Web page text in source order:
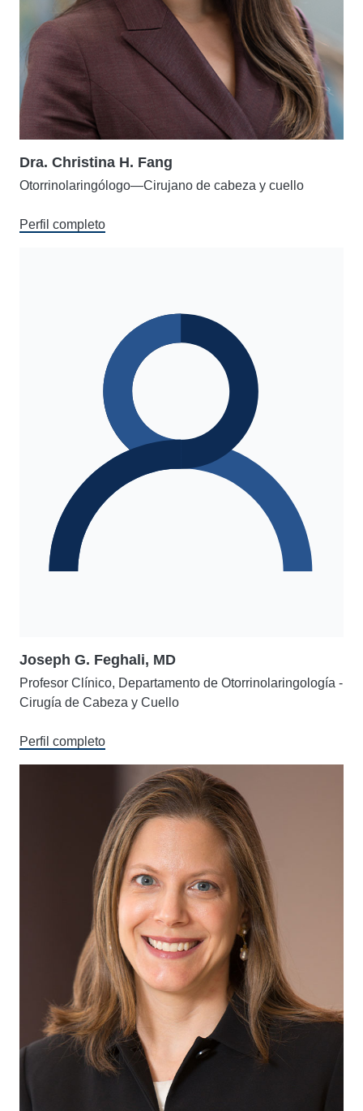
Dra. Christina H. Fang
Otorrinolaringólogo—Cirujano de cabeza y cuello
Perfil completo
Joseph G. Feghali, MD
Profesor Clínico, Departamento de Otorrinolaringología -
Cirugía de Cabeza y Cuello
Perfil completo